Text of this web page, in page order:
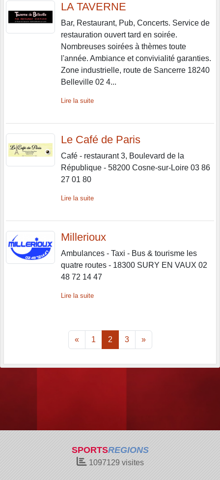
LA TAVERNE
Bar, Restaurant, Pub, Concerts. Service de
restauration ouvert tard en soirée.
Nombreuses soirées à thèmes toute
l'année. Ambiance et convivialité garanties.
Zone industrielle, route de Sancerre 18240
Belleville 02 4...
Lire la suite
Le Café de Paris
Café - restaurant 3, Boulevard de la
République - 58200 Cosne-sur-Loire 03 86
27 01 80
Lire la suite
Millerioux
Ambulances - Taxi - Bus & tourisme les
quatre routes - 18300 SURY EN VAUX 02
48 72 14 47
Lire la suite
« 1 2 3 »
SPORTSREGIONS
1097129visites